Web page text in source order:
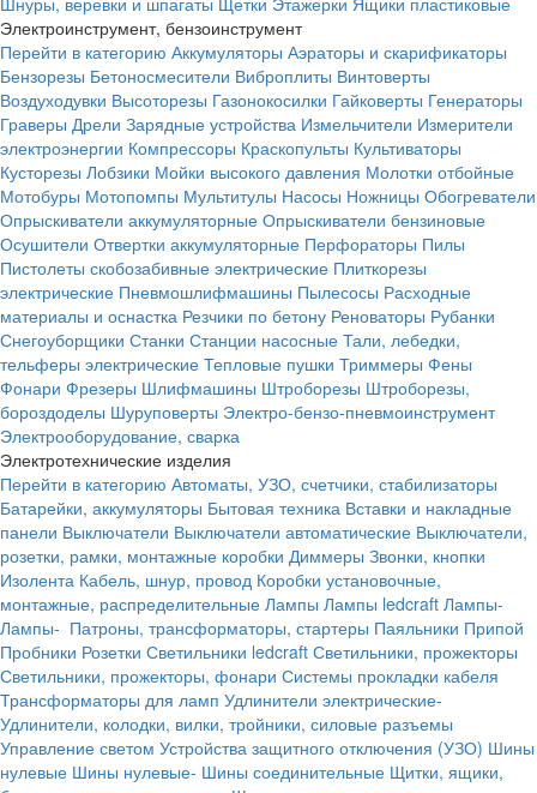
Электроинструмент, бензоинструмент
Перейти в категорию Аккумуляторы Аэраторы и скарификаторы
Бензорезы Бетоносмесители Виброплиты Винтоверты
Воздуходувки Высоторезы Газонокосилки Гайковерты Генераторы
Граверы Дрели Зарядные устройства Измельчители Измерители
электроэнергии Компрессоры Краскопульты Культиваторы
Кусторезы Лобзики Мойки высокого давления Молотки отбойные
Мотобуры Мотопомпы Мультитулы Насосы Ножницы Обогреватели
Опрыскиватели аккумуляторные Опрыскиватели бензиновые
Осушители Отвертки аккумуляторные Перфораторы Пилы
Пистолеты скобозабивные электрические Плиткорезы
электрические Пневмошлифмашины Пылесосы Расходные
материалы и оснастка Резчики по бетону Реноваторы Рубанки
Снегоуборщики Станки Станции насосные Тали, лебедки,
тельферы электрические Тепловые пушки Триммеры Фены
Фонари Фрезеры Шлифмашины Штроборезы Штроборезы,
бороздоделы Шуруповерты Электро-бензо-пневмоинструмент
Электрооборудование, сварка
Электротехнические изделия
Перейти в категорию Автоматы, УЗО, счетчики, стабилизаторы
Батарейки, аккумуляторы Бытовая техника Вставки и накладные
панели Выключатели Выключатели автоматические Выключатели,
розетки, рамки, монтажные коробки Диммеры Звонки, кнопки
Изолента Кабель, шнур, провод Коробки установочные,
монтажные, распределительные Лампы Лампы ledcraft Лампы-
Лампы- Патроны, трансформаторы, стартеры Паяльники Припой
Пробники Розетки Светильники ledcraft Светильники, прожекторы
Светильники, прожекторы, фонари Системы прокладки кабеля
Трансформаторы для ламп Удлинители электрические-
Удлинители, колодки, вилки, тройники, силовые разъемы
Управление светом Устройства защитного отключения (УЗО) Шины
нулевые Шины нулевые- Шины соединительные Щитки, ящики,